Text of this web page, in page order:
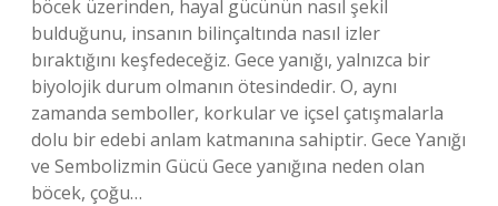
böcek üzerinden, hayal gücünün nasıl şekil
bulduğunu, insanın bilinçaltında nasıl izler
bıraktığını keşfedeceğiz. Gece yanığı, yalnızca bir
biyolojik durum olmanın ötesindedir. O, aynı
zamanda semboller, korkular ve içsel çatışmalarla
dolu bir edebi anlam katmanına sahiptir. Gece Yanığı
ve Sembolizmin Gücü Gece yanığına neden olan
böcek, çoğu…